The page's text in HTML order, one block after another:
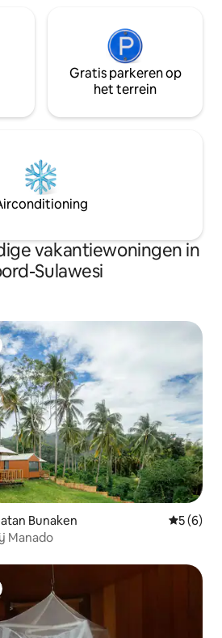
Gratis parkeren op
het terrein
vakantiewoningen in
Sulawesi
Bunaken
5 (6)
Manado